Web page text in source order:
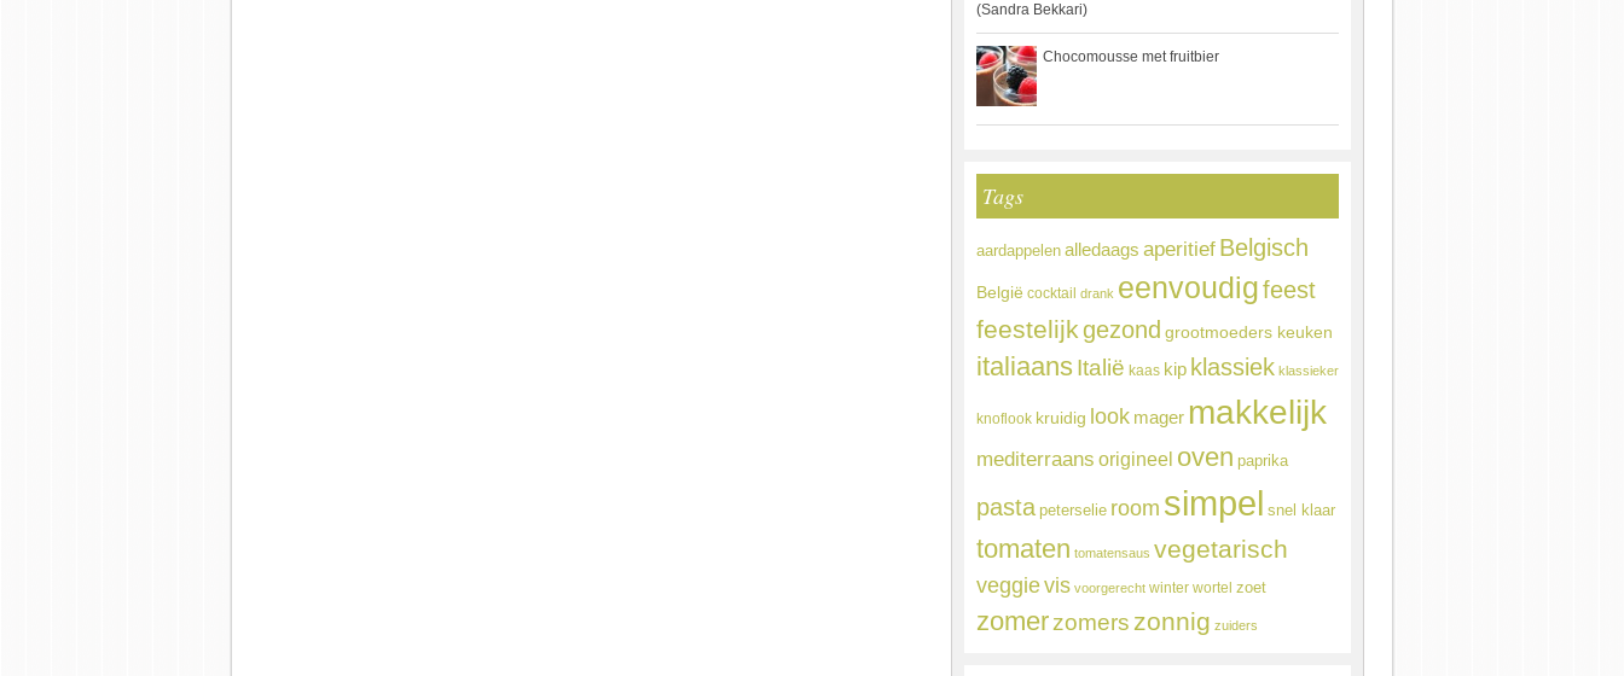
(Sandra Bekkari)
Chocomousse met fruitbier
Tags
aardappelen alledaags aperitief Belgisch
België cocktail drank eenvoudigfeest
feestelijkgezond grootmoeders keuken
italiaansItalië kaas kip klassiek klassieker
knoflook kruidig look mager makkelijk
mediterraans origineel oven paprika
pasta peterselie room simpel snel klaar
tomaten tomatensaus vegetarisch
veggievis voorgerecht winter wortel zoet
zomerzomerszonnig zuiders